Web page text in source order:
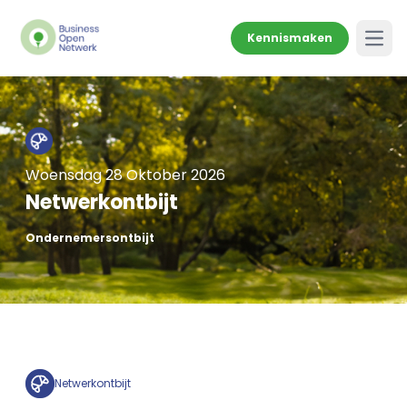
Kennismaken
Woensdag 28 Oktober 2026
Netwerkontbijt
Ondernemersontbijt
Netwerkontbijt